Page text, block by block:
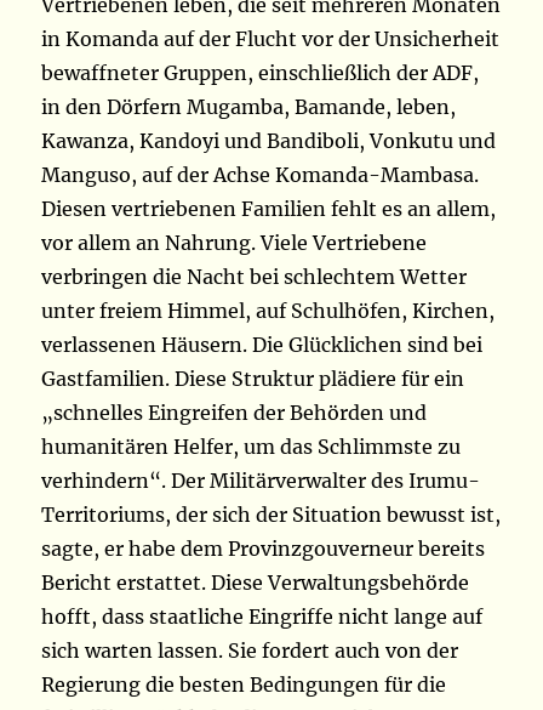
Vertriebenen leben, die seit mehreren Monaten
in Komanda auf der Flucht vor der Unsicherheit
bewaffneter Gruppen, einschließlich der ADF,
in den Dörfern Mugamba, Bamande, leben,
Kawanza, Kandoyi und Bandiboli, Vonkutu und
Manguso, auf der Achse Komanda-Mambasa.
Diesen vertriebenen Familien fehlt es an allem,
vor allem an Nahrung. Viele Vertriebene
verbringen die Nacht bei schlechtem Wetter
unter freiem Himmel, auf Schulhöfen, Kirchen,
verlassenen Häusern. Die Glücklichen sind bei
Gastfamilien. Diese Struktur plädiere für ein
„schnelles Eingreifen der Behörden und
humanitären Helfer, um das Schlimmste zu
verhindern“. Der Militärverwalter des Irumu-
Territoriums, der sich der Situation bewusst ist,
sagte, er habe dem Provinzgouverneur bereits
Bericht erstattet. Diese Verwaltungsbehörde
hofft, dass staatliche Eingriffe nicht lange auf
sich warten lassen. Sie fordert auch von der
Regierung die besten Bedingungen für die